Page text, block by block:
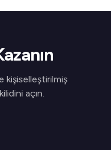
kişiselleştirilmiş
açın.